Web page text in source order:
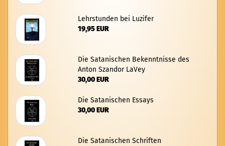
Lehr­stun­den bei Lu­zi­fer
19,95 EUR
Die Sa­ta­ni­schen Be­kennt­nis­se des
Anton Szan­dor LaVey
30,00 EUR
Die Sa­ta­ni­schen Es­says
30,00 EUR
Die Sa­ta­ni­schen Schrif­ten